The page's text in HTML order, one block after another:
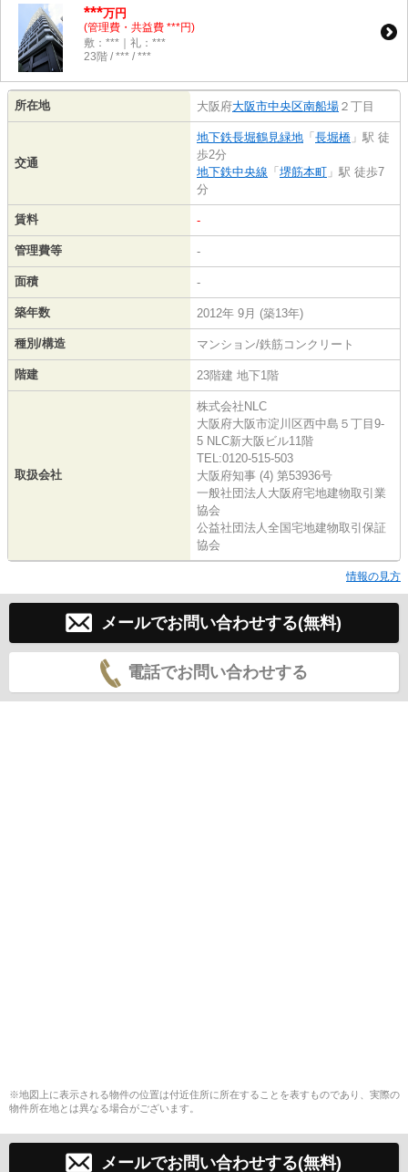
***万円
(管理費・共益費 ***円)
敷：***｜礼：***
23階 / *** / ***
所在地 大阪府大阪市中央区南船場 ２丁目
交通
地下鉄長堀鶴見緑地 「長堀橋 」駅 徒
歩2分
地下鉄中央線 「堺筋本町 」駅 徒歩7
分
賃料 -
管理費等 -
面積 -
築年数 2012年 9月 (築13年)
種別/構造 マンション/鉄筋コンクリート
階建 23階建 地下1階
取扱会社
株式会社NLC
大阪府大阪市淀川区西中島５丁目9-
5 NLC新大阪ビル11階
TEL:0120-515-503
大阪府知事 (4) 第53936号
一般社団法人大阪府宅地建物取引業
協会
公益社団法人全国宅地建物取引保証
協会
情報の見方
メールでお問い合わせする(無料)
電話でお問い合わせする
※地図上に表示される物件の位置は付近住所に所在することを表すものであり、実際の
物件所在地とは異なる場合がございます。
メールでお問い合わせする(無料)